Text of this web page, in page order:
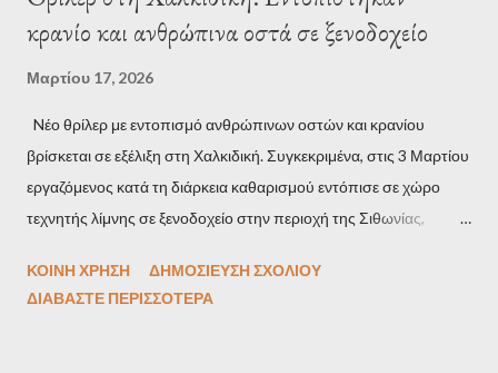
κρανίο και ανθρώπινα οστά σε ξενοδοχείο
Μαρτίου 17, 2026
Nέο θρίλερ με εντοπισμό ανθρώπινων οστών και κρανίου
βρίσκεται σε εξέλιξη στη Χαλκιδική. Συγκεκριμένα, στις 3 Μαρτίου
εργαζόμενος κατά τη διάρκεια καθαρισμού εντόπισε σε χώρο
τεχνητής λίμνης σε ξενοδοχείο στην περιοχή της Σιθωνίας,
περισυνέλεγησαν από τις αρχές και εστάλησαν στην
ΚΟΙΝΉ ΧΡΉΣΗ
ΔΗΜΟΣΊΕΥΣΗ ΣΧΟΛΊΟΥ
ΔΙΑΒΆΣΤΕ ΠΕΡΙΣΣΌΤΕΡΑ